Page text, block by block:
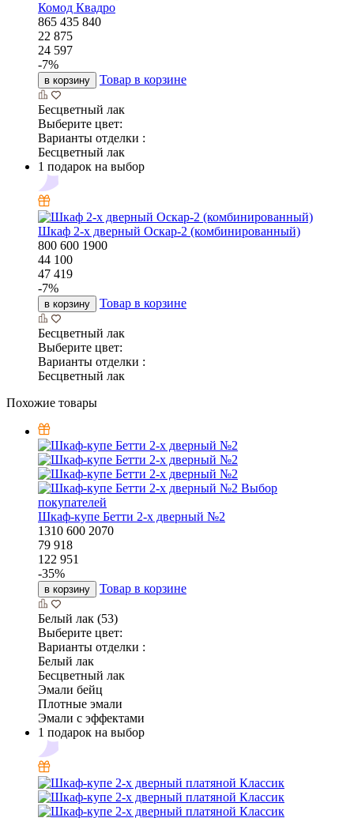
Комод Квадро
865 435 840
22 875
24 597
-7%
в корзину Товар в корзине
Бесцветный лак
Выберите цвет:
Варианты отделки :
Бесцветный лак
1 подарок на выбор
Шкаф 2-х дверный Оскар-2 (комбинированный)
800 600 1900
44 100
47 419
-7%
в корзину Товар в корзине
Бесцветный лак
Выберите цвет:
Варианты отделки :
Бесцветный лак
Похожие товары
Выбор
покупателей
Шкаф-купе Бетти 2-х дверный №2
1310 600 2070
79 918
122 951
-35%
в корзину Товар в корзине
Белый лак (53)
Выберите цвет:
Варианты отделки :
Белый лак
Бесцветный лак
Эмали бейц
Плотные эмали
Эмали с эффектами
1 подарок на выбор